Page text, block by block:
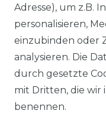
Adresse), um z.B.
personalisieren,
einzubinden oder
analysieren. Die
durch gesetzte
mit Dritten, die wir
benennen.